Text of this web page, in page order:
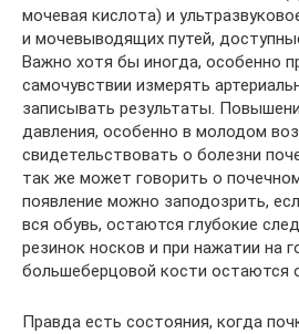
мочевая кислота) и
и мочевыводящих путей,
Важно хотя бы иногда, особенно
самочувствии измерять
записывать результаты.
давления, особенно в молодом
свидетельствовать о болезни
так же может говорить о
появление можно заподозрить,
вся обувь, остаются глубокие
резинок носков и при нажатии на
большеберцовой кости остаются
Правда есть состояния, когда